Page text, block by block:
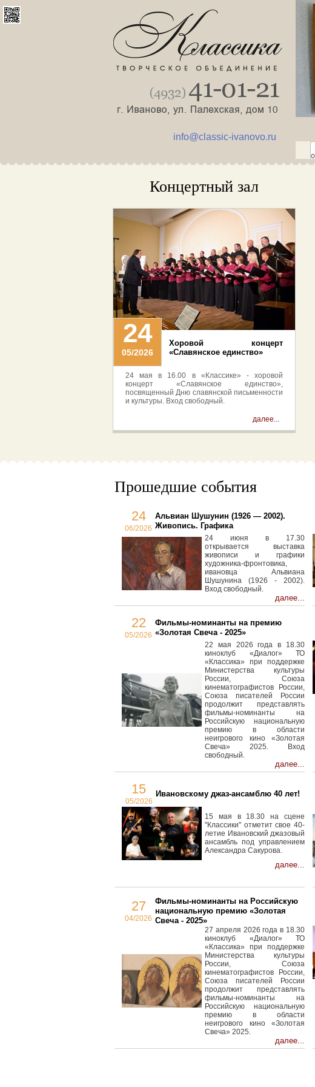
info@classic-ivanovo.ru
Концертный зал
Хоровой концерт
«Славянское единство»
24 мая в 16.00 в «Классике» - хоровой
концерт «Славянское единство»,
посвященный Дню славянской письменности
и культуры. Вход свободный.
далее...
24
05/2026
Прошедшие события
24
06/2026
Альвиан Шушунин (1926 — 2002).
Живопись. Графика
24 июня в 17.30
открывается выставка
живописи и графики
художника-фронтовика,
ивановца Альвиана
Шушунина (1926 - 2002).
Вход свободный.
далее...
22
05/2026
Фильмы-номинанты на премию
«Золотая Свеча - 2025»
22 мая 2026 года в 18.30
киноклуб «Диалог» ТО
«Классика» при поддержке
Министерства культуры
России, Союза
кинематографистов России,
Союза писателей России
продолжит представлять
фильмы-номинанты на
Российскую национальную
премию в области
неигрового кино «Золотая
Свеча» 2025. Вход
свободный.
далее...
15
05/2026
Ивановскому джаз-ансамблю 40 лет!
15 мая в 18.30 на сцене
"Классики" отметит свое 40-
летие Ивановский джазовый
ансамбль под управлением
Александра Сакурова.
далее...
27
04/2026
Фильмы-номинанты на Российскую
национальную премию «Золотая
Свеча - 2025»
27 апреля 2026 года в 18.30
киноклуб «Диалог» ТО
«Классика» при поддержке
Министерства культуры
России, Союза
кинематографистов России,
Союза писателей России
продолжит представлять
фильмы-номинанты на
Российскую национальную
премию в области
неигрового кино «Золотая
Свеча» 2025.
далее...